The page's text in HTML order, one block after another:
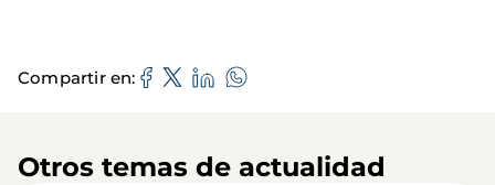
Compartir en
Otros temas de actualidad